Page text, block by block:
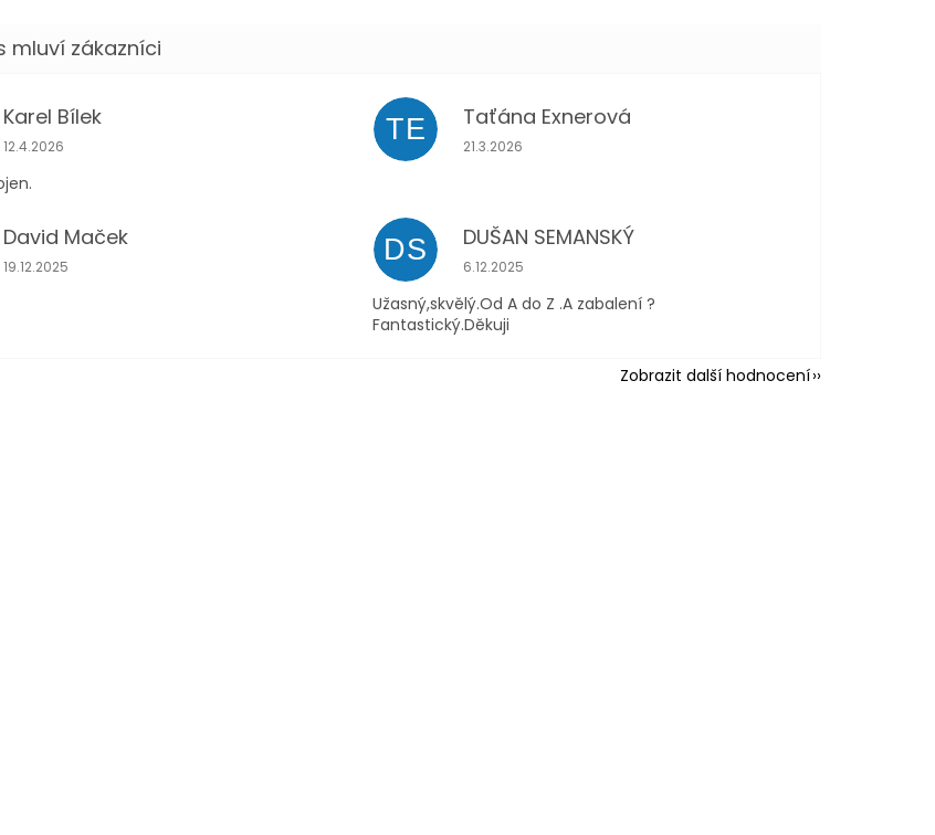
Karel Bílek
Hodnocení obchodu je 5 z 5 hvězdiček.
12.4.2026
TE Taťána Exnerová
Hodnocení obchodu je 5 z 5 hvězdiček.
21.3.2026
David Maček
Hodnocení obchodu je 5 z 5 hvězdiček.
19.12.2025
DS DUŠAN SEMANSKÝ
Hodnocení obchodu je 5 z 5 hvězdiček.
6.12.2025
Užasný,skvělý.Od A do Z .A zabalení ?
Fantastický.Děkuji
Zobrazit další hodnocení